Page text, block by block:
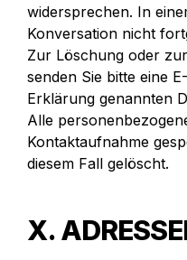
widersprechen. In
Konversation nicht
Zur Löschung oder
senden Sie bitte eine
Erklärung genannten
Alle
Kontaktaufnahme
diesem Fall gelöscht.
X.